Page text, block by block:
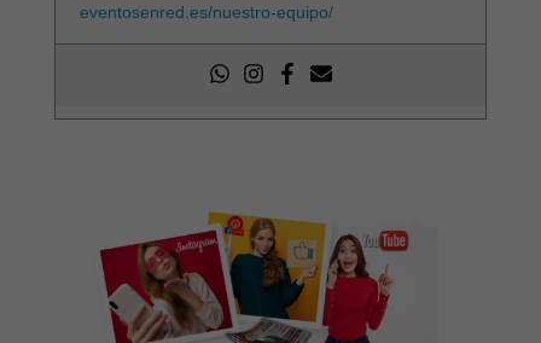
eventosenred.es/nuestro-equipo/